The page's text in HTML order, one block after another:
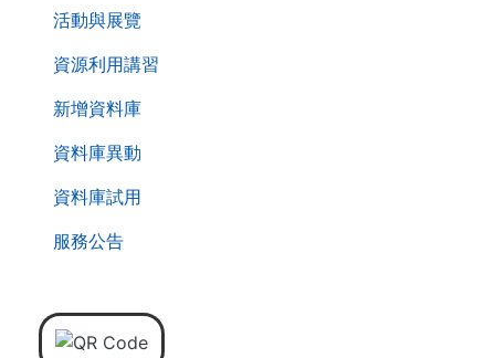
活動與展覽
資源利用講習
新增資料庫
資料庫異動
資料庫試用
服務公告